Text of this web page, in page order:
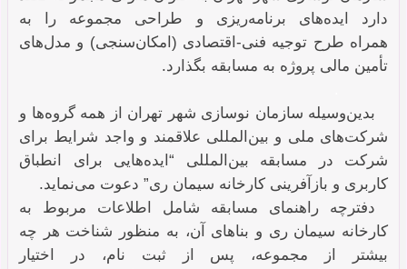
دارد ایده‌های برنامه‌ریزی و طراحی مجموعه را به
همراه طرح توجیه فنی-اقتصادی (امکان‌سنجی) و مدل‌های
تأمین مالی پروژه به مسابقه بگذارد.
بدین‌وسیله سازمان نوسازی شهر تهران از همه گروه‌ها و
شرکت‌های ملی و بین‌المللی علاقمند و واجد شرایط برای
شرکت در مسابقه بین‌المللی “ایده‌هایی برای انطباق
کاربری و بازآفرینی کارخانه سیمان ری” دعوت می‌نماید.
دفترچه راهنمای مسابقه شامل اطلاعات مربوط به
کارخانه سیمان ری و بناهای آن، به منظور شناخت هر چه
بیشتر از مجموعه، پس از ثبت نام، در اختیار